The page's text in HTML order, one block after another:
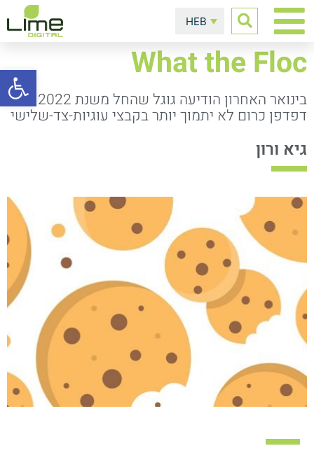
HEB
What the Floc
בינואר האחרון הודיעה גוגל שהחל משנת 2022
דפדפן כרום לא יתמוך יותר בקבצי עוגיות-צד-שלישי
גיא ורון
פתח